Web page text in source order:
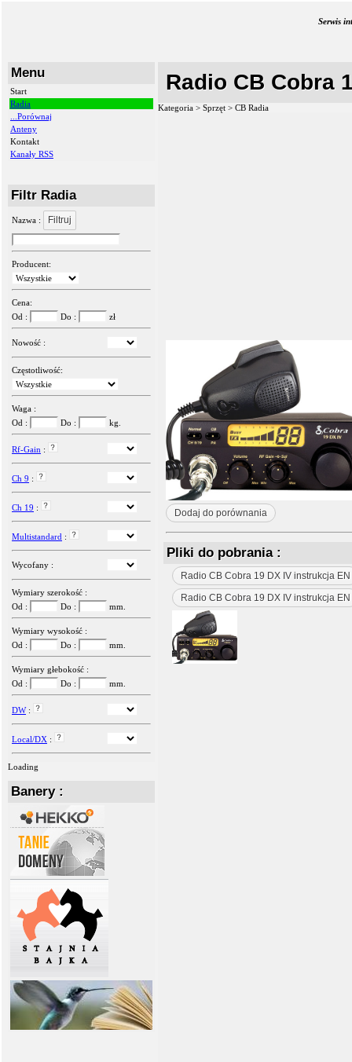
Serwis
Menu
Start
Radia
...Porównaj
Anteny
Kontakt
Kanały RSS
Filtr Radia
Nazwa : Filtruj
Producent:
Cena:
Od :
Do : zł
Nowość :
Częstotliwość:
Waga :
Od :
Do : kg.
Rf-Gain :
Ch 9 :
Ch 19 :
Multistandard :
Wycofany :
Wymiary szerokość :
Od :
Do : mm.
Wymiary wysokość :
Od :
Do : mm.
Wymiary głebokość :
Od :
Do : mm.
DW:
Local/DX :
Loading
Banery :
Radio CB Cobra
Kategoria > Sprzęt > CB Radia
Dodaj do porównania
Pliki do pobrania :
Radio CB Cobra 19 DX IV instrukcja EN
Radio CB Cobra 19 DX IV instrukcja EN